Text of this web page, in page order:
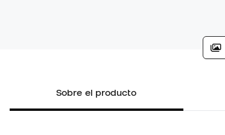
Sobre el producto